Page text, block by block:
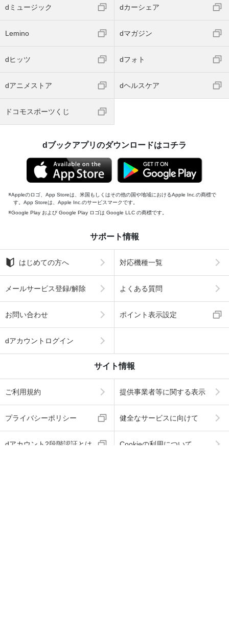
dミュージック dカーシェア
Lemino dマガジン
dヒッツ dフォト
dアニメストア dヘルスケア
ドコモスポーツくじ
dブックアプリのダウンロードはコチラ
Appleのロゴ、App Storeは、米国もしくはその他の国や地域におけるApple Inc.の商標で
す。App Storeは、Apple Inc.のサービスマークです。
Google Play および Google Play ロゴは Google LLC の商標です。
サポート情報
はじめての方へ 対応機種一覧
メールサービス登録/解除 よくある質問
お問い合わせ ポイント表示設定
dアカウントログイン
サイト情報
ご利用規約 提供事業者等に関する表示
プライバシーポリシー 健全なサービスに向けて
dアカウント2段階認証とは Cookieの利用について